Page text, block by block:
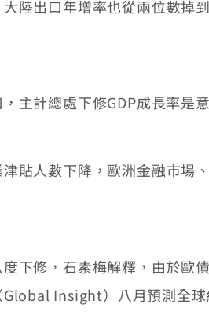
出口年增率也從兩位數掉到
計總處下修GDP成長率是意
貼人數下降，歐洲金融市場
下修，石素梅解釋，由於歐
Insight）八月預測全